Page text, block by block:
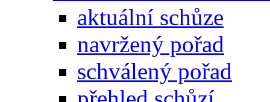
aktuální schůze
navržený pořad
schválený pořad